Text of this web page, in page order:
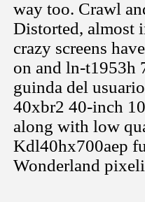
way too. Crawl
Distorted, almost
crazy screens
on and ln-t1953h
guinda del
40xbr2 40-inch
along with low
Kdl40hx700aep
Wonderland